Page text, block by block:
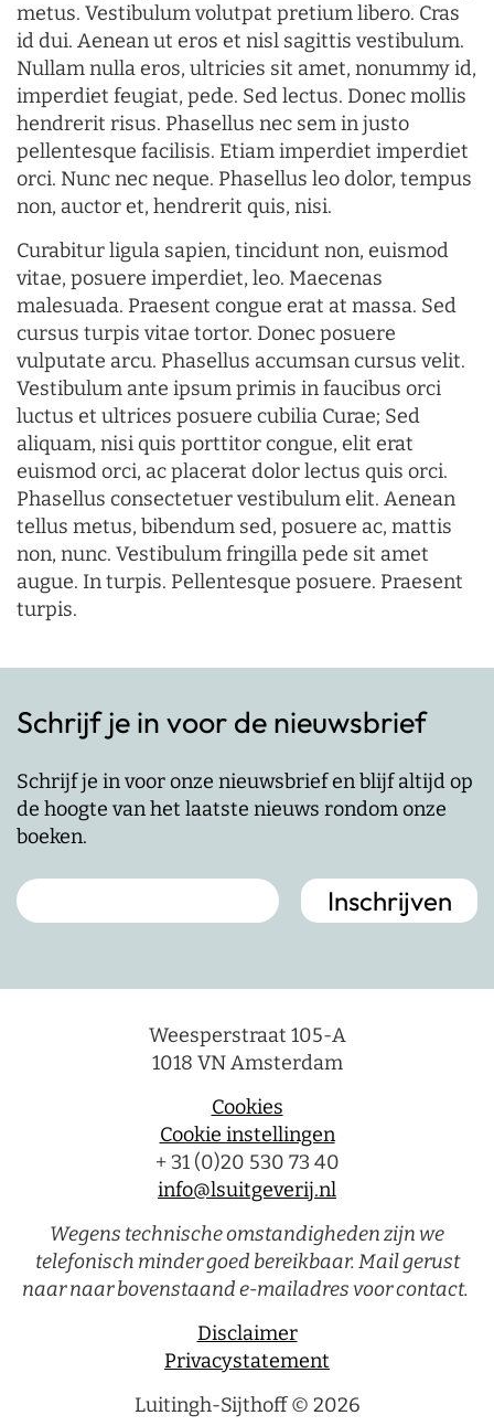
metus. Vestibulum volutpat pretium libero. Cras
id dui. Aenean ut eros et nisl sagittis vestibulum.
Nullam nulla eros, ultricies sit amet, nonummy id,
imperdiet feugiat, pede. Sed lectus. Donec mollis
hendrerit risus. Phasellus nec sem in justo
pellentesque facilisis. Etiam imperdiet imperdiet
orci. Nunc nec neque. Phasellus leo dolor, tempus
non, auctor et, hendrerit quis, nisi.
Curabitur ligula sapien, tincidunt non, euismod
vitae, posuere imperdiet, leo. Maecenas
malesuada. Praesent congue erat at massa. Sed
cursus turpis vitae tortor. Donec posuere
vulputate arcu. Phasellus accumsan cursus velit.
Vestibulum ante ipsum primis in faucibus orci
luctus et ultrices posuere cubilia Curae; Sed
aliquam, nisi quis porttitor congue, elit erat
euismod orci, ac placerat dolor lectus quis orci.
Phasellus consectetuer vestibulum elit. Aenean
tellus metus, bibendum sed, posuere ac, mattis
non, nunc. Vestibulum fringilla pede sit amet
augue. In turpis. Pellentesque posuere. Praesent
turpis.
Schrijf je in voor de nieuwsbrief
Schrijf je in voor onze nieuwsbrief en blijf altijd op
de hoogte van het laatste nieuws rondom onze
boeken.
Weesperstraat 105-A
1018 VN Amsterdam
Cookies
Cookie instellingen
+ 31 (0)20 530 73 40
info@lsuitgeverij.nl
Wegens technische omstandigheden zijn we
telefonisch minder goed bereikbaar. Mail gerust
naar naar bovenstaand e-mailadres voor contact.
Disclaimer
Privacystatement
Luitingh-Sijthoff © 2026